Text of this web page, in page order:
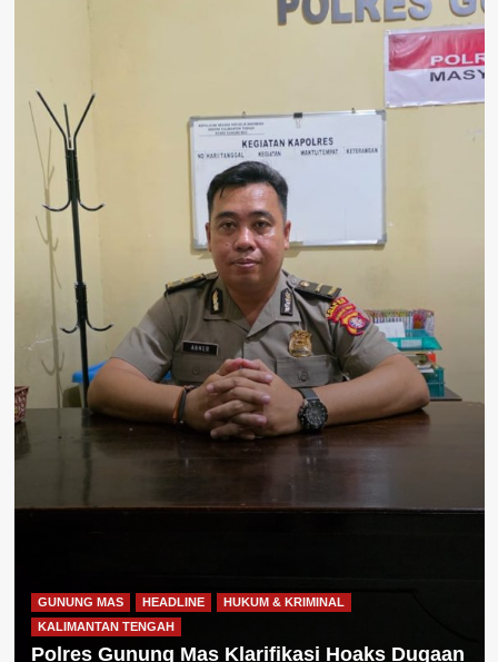
GUNUNG MAS HEADLINE
HUKUM & KRIMINAL
KALIMANTAN TENGAH
Polres Gunung Mas Klarifikasi Hoaks Dugaan